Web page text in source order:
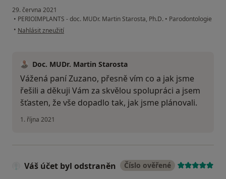
29. června 2021
• PERIOIMPLANTS - doc. MUDr. Martin Starosta, Ph.D. • Parodontologie
• podle názoru uživatele Zuzana Obrajterová
Nahlásit zneužití
Doc. MUDr. Martin Starosta
Vážená paní Zuzano, přesně vím co a jak jsme
řešili a děkuji Vám za skvělou spolupráci a jsem
šťasten, že vše dopadlo tak, jak jsme plánovali.
1. října 2021
Váš účet byl odstraněn Číslo ověřené